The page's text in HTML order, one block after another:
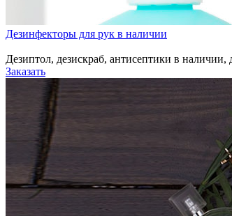
Дезинфекторы для рук в наличии
Дезиптол, дезискраб, антисептики в наличии,
Заказать